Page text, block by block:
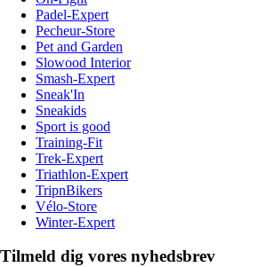
Padel-Expert
Pecheur-Store
Pet and Garden
Slowood Interior
Smash-Expert
Sneak'In
Sneakids
Sport is good
Training-Fit
Trek-Expert
Triathlon-Expert
TripnBikers
Vélo-Store
Winter-Expert
Tilmeld dig vores nyhedsbrev